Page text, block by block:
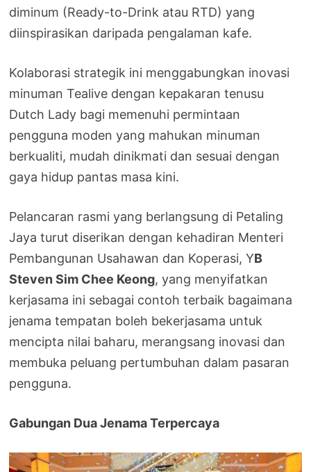
diminum (Ready-to-Drink atau RTD) yang
diinspirasikan daripada pengalaman kafe.
Kolaborasi strategik ini menggabungkan inovasi
minuman Tealive dengan kepakaran tenusu
Dutch Lady bagi memenuhi permintaan
pengguna moden yang mahukan minuman
berkualiti, mudah dinikmati dan sesuai dengan
gaya hidup pantas masa kini.
Pelancaran rasmi yang berlangsung di Petaling
Jaya turut diserikan dengan kehadiran Menteri
Pembangunan Usahawan dan Koperasi, YB
Steven Sim Chee Keong, yang menyifatkan
kerjasama ini sebagai contoh terbaik bagaimana
jenama tempatan boleh bekerjasama untuk
mencipta nilai baharu, merangsang inovasi dan
membuka peluang pertumbuhan dalam pasaran
pengguna.
Gabungan Dua Jenama Terpercaya